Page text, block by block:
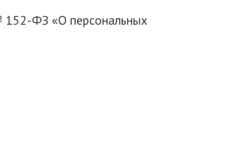
152-ФЗ «О персональных